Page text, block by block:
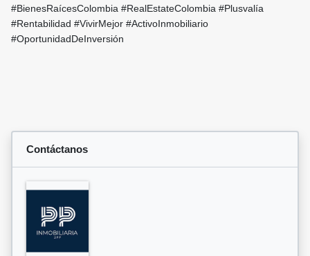
#BienesRaícesColombia #RealEstateColombia #Plusvalía
#Rentabilidad #VivirMejor #ActivoInmobiliario
#OportunidadDeInversión
Contáctanos